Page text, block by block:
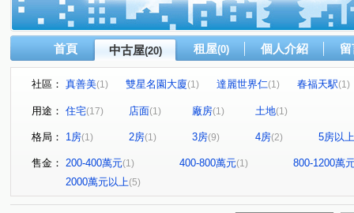
首頁 中古屋(20) 租屋(0) 個人介紹
社區： 真善美(1) 雙星名園大廈(1) 達麗世界仁(1) 春福天駅(1)
金禾莊園 捷運新都心六期 (1)
高鐵大道
智發街 文忠路 廣東二街
太子
真君路(1) 中山東路 南京路(1) (1) 光遠路
鳳學路(1) 正忠路
用途： 住宅(17) 店面(1) 廠房(1) 土地(1)
格局： 1房(1) 2房(1) 3房(9) 4房(2) 5房以上
售金： 200-400萬元(1) 400-800萬元(1)
800-1200萬
2000萬元以上(5)